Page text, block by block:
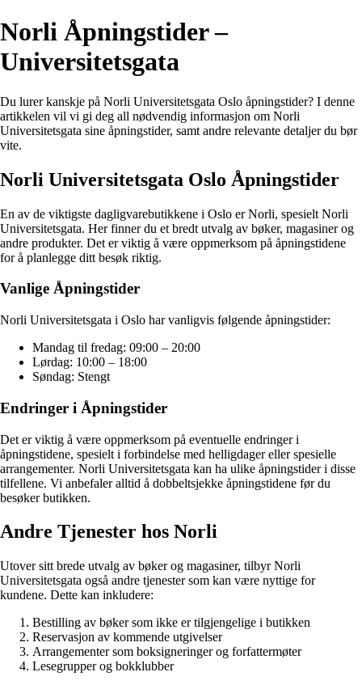
Norli Åpningstider –
Universitetsgata
Du lurer kanskje på Norli Universitetsgata Oslo åpningstider? I denne
artikkelen vil vi gi deg all nødvendig informasjon om Norli
Universitetsgata sine åpningstider, samt andre relevante detaljer du bør
vite.
Norli Universitetsgata Oslo Åpningstider
En av de viktigste dagligvarebutikkene i Oslo er Norli, spesielt Norli
Universitetsgata. Her finner du et bredt utvalg av bøker, magasiner og
andre produkter. Det er viktig å være oppmerksom på åpningstidene
for å planlegge ditt besøk riktig.
Vanlige Åpningstider
Norli Universitetsgata i Oslo har vanligvis følgende åpningstider:
Mandag til fredag: 09:00 – 20:00
Lørdag: 10:00 – 18:00
Søndag: Stengt
Endringer i Åpningstider
Det er viktig å være oppmerksom på eventuelle endringer i
åpningstidene, spesielt i forbindelse med helligdager eller spesielle
arrangementer. Norli Universitetsgata kan ha ulike åpningstider i disse
tilfellene. Vi anbefaler alltid å dobbeltsjekke åpningstidene før du
besøker butikken.
Andre Tjenester hos Norli
Utover sitt brede utvalg av bøker og magasiner, tilbyr Norli
Universitetsgata også andre tjenester som kan være nyttige for
kundene. Dette kan inkludere:
Bestilling av bøker som ikke er tilgjengelige i butikken
Reservasjon av kommende utgivelser
Arrangementer som boksigneringer og forfattermøter
Lesegrupper og bokklubber